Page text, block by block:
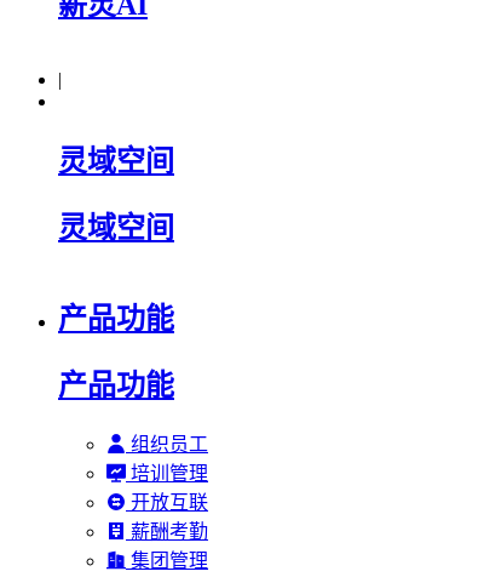
|
灵域空间
灵域空间
产品功能
产品功能
组织员工
培训管理
开放互联
薪酬考勤
集团管理